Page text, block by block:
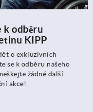
k odběru
KIPP
o exkluzivních
se k odběru našeho
žádné další
akce!